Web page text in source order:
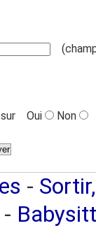
Oui Non
-
-